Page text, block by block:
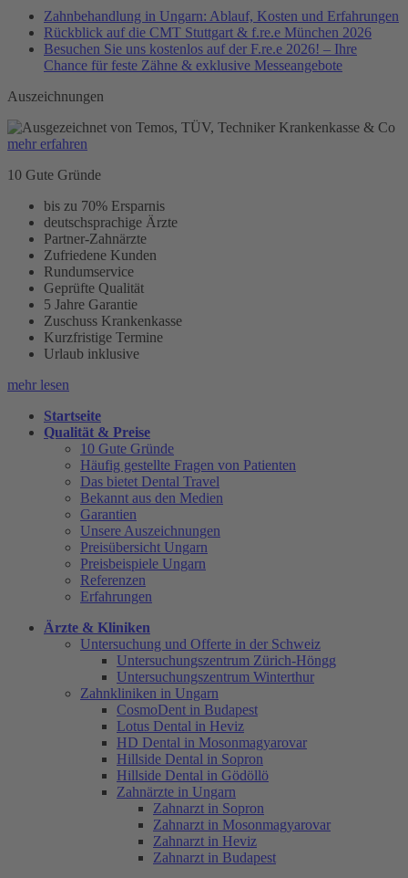
Zahnbehandlung in Ungarn: Ablauf, Kosten und Erfahrungen
Rückblick auf die CMT Stuttgart & f.re.e München 2026
Besuchen Sie uns kostenlos auf der F.re.e 2026! – Ihre
Chance für feste Zähne & exklusive Messeangebote
Auszeichnungen
mehr erfahren
10 Gute Gründe
bis zu 70% Ersparnis
deutschsprachige Ärzte
Partner-Zahnärzte
Zufriedene Kunden
Rundumservice
Geprüfte Qualität
5 Jahre Garantie
Zuschuss Krankenkasse
Kurzfristige Termine
Urlaub inklusive
mehr lesen
Startseite
Qualität & Preise
10 Gute Gründe
Häufig gestellte Fragen von Patienten
Das bietet Dental Travel
Bekannt aus den Medien
Garantien
Unsere Auszeichnungen
Preisübersicht Ungarn
Preisbeispiele Ungarn
Referenzen
Erfahrungen
Ärzte & Kliniken
Untersuchung und Offerte in der Schweiz
Untersuchungszentrum Zürich-Höngg
Untersuchungszentrum Winterthur
Zahnkliniken in Ungarn
CosmoDent in Budapest
Lotus Dental in Heviz
HD Dental in Mosonmagyarovar
Hillside Dental in Sopron
Hillside Dental in Gödöllö
Zahnärzte in Ungarn
Zahnarzt in Sopron
Zahnarzt in Mosonmagyarovar
Zahnarzt in Heviz
Zahnarzt in Budapest